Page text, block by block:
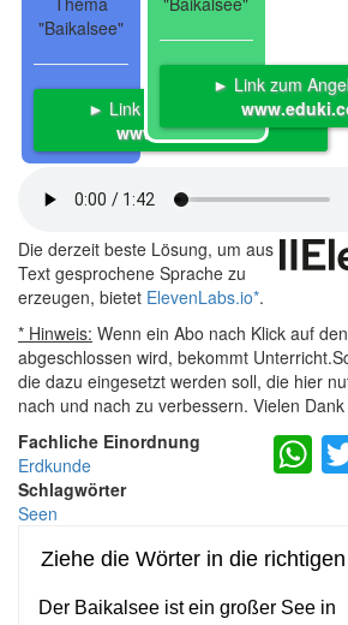
"Baikalsee"
► Link zum Angebot auf
www.eduki.com
► Link zum
Die derzeit beste Lösung, um aus
Text gesprochene Sprache zu
erzeugen, bietet ElevenLabs.io*.
* Hinweis: Wenn ein Abo nach Klick auf
abgeschlossen wird, bekommt
die dazu eingesetzt werden soll, die hier
nach und nach zu verbessern. Vielen
Fachliche Einordnung
Erdkunde
Schlagwörter
Seen